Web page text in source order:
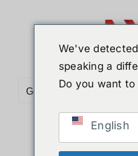
Go to...
Sort byDefault
We've
speaking a
Do you want
English